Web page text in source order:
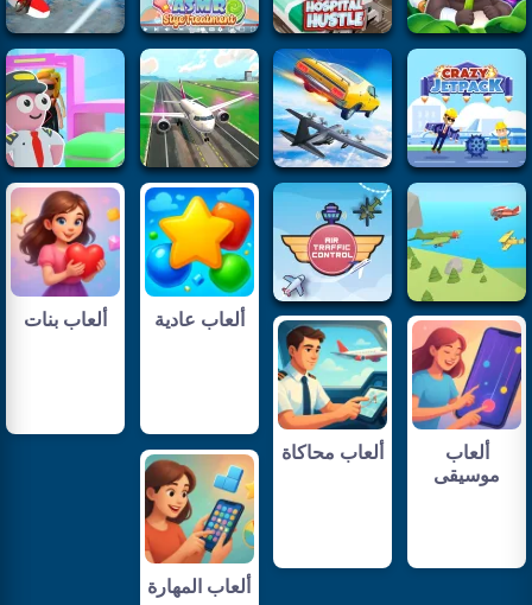
ألعاب عادية ألعاب بنات
ألعاب
موسيقى
ألعاب محاكاة
ألعاب المهارة